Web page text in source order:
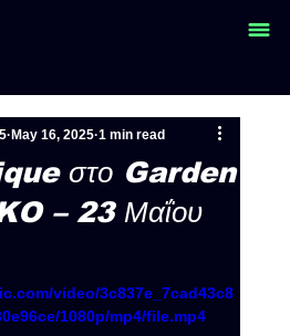
στο Garden
– 23 Μαΐου
May 16, 2025 1 min read
video/3c837e_7cad43c8
1080p/mp4/file.mp4